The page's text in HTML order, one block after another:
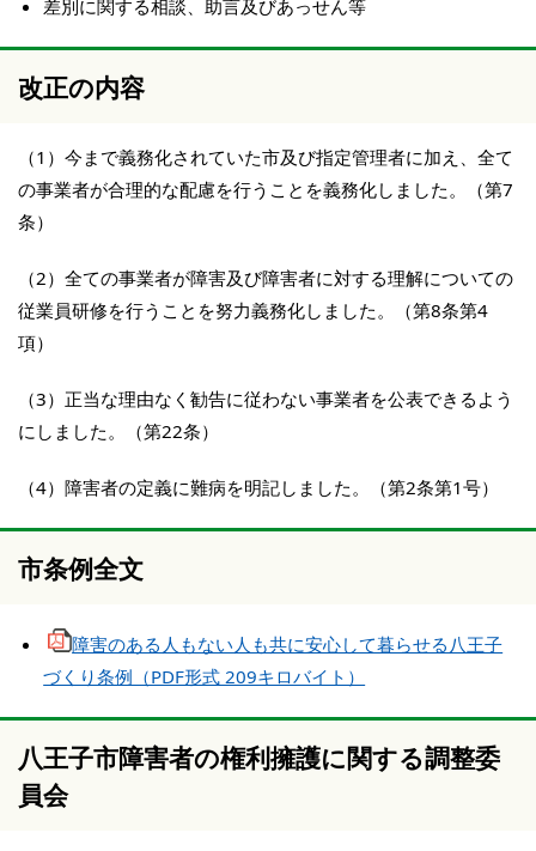
差別に関する相談、助言及びあっせん等
改正の内容
（1）今まで義務化されていた市及び指定管理者に加え、全て
の事業者が合理的な配慮を行うことを義務化しました。（第7
条）
（2）全ての事業者が障害及び障害者に対する理解についての
従業員研修を行うことを努力義務化しました。（第8条第4
項）
（3）正当な理由なく勧告に従わない事業者を公表できるよう
にしました。（第22条）
（4）障害者の定義に難病を明記しました。（第2条第1号）
市条例全文
障害のある人もない人も共に安心して暮らせる八王子
づくり条例（PDF形式 209キロバイト）
八王子市障害者の権利擁護に関する調整委
員会